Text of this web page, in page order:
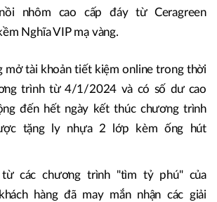
nhôm cao cấp đáy từ Ceragreen
Nghĩa VIP mạ vàng.
mở tài khoản tiết kiệm online trong thời
trình từ 4/1/2024 và có số dư cao
đến hết ngày kết thúc chương trình
tặng ly nhựa 2 lớp kèm ống hút
từ các chương trình "tìm tỷ phú" của
hàng đã may mắn nhận các giải